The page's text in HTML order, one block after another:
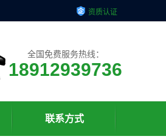
资质认证
全国免费服务热线：
18912939736
联系方式